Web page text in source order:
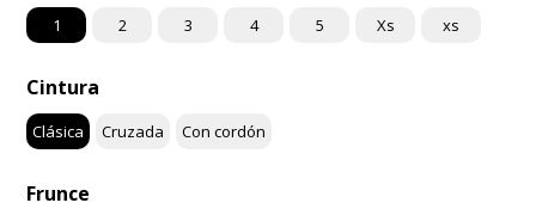
1 2 3 4 5 Xs xs
Cintura
Clásica Cruzada Con cordón
Frunce